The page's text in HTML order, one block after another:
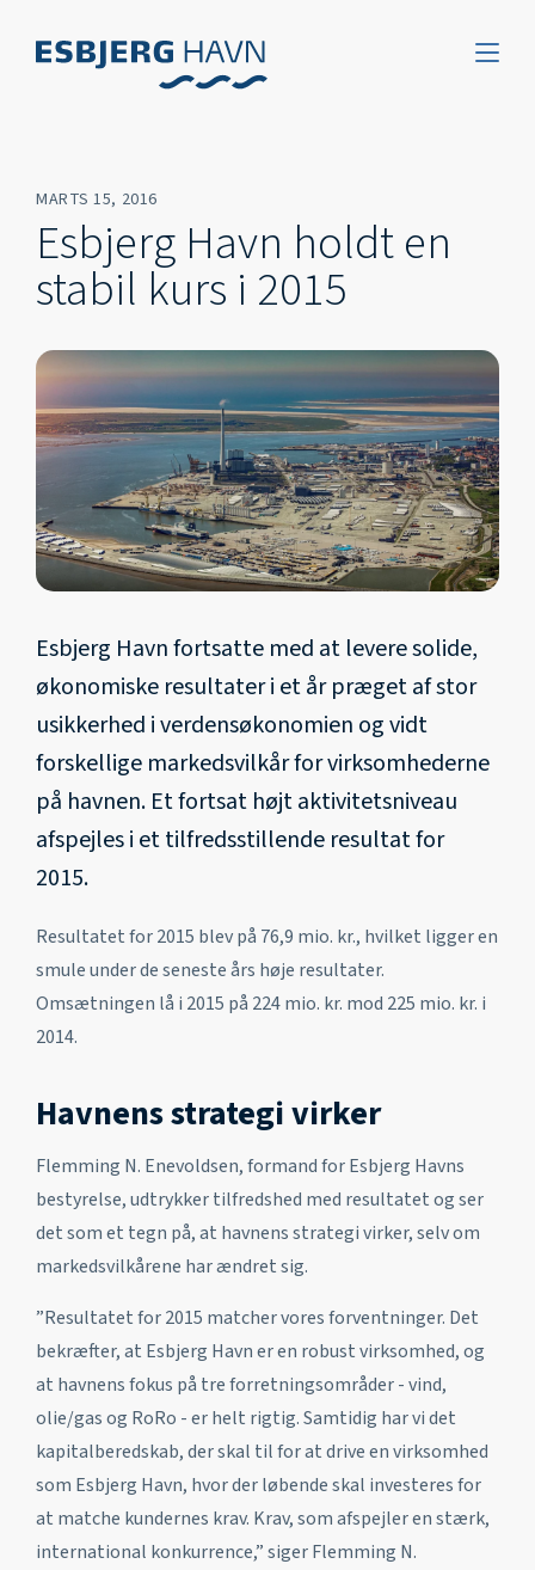
MARTS 15, 2016
Esbjerg Havn holdt en
stabil kurs i 2015
Esbjerg Havn fortsatte med at levere solide,
økonomiske resultater i et år præget af stor
usikkerhed i verdensøkonomien og vidt
forskellige markedsvilkår for virksomhederne
på havnen. Et fortsat højt aktivitetsniveau
afspejles i et tilfredsstillende resultat for
2015.
Resultatet for 2015 blev på 76,9 mio. kr., hvilket ligger en
smule under de seneste års høje resultater.
Omsætningen lå i 2015 på 224 mio. kr. mod 225 mio. kr. i
2014.
Havnens strategi virker
Flemming N. Enevoldsen, formand for Esbjerg Havns
bestyrelse, udtrykker tilfredshed med resultatet og ser
det som et tegn på, at havnens strategi virker, selv om
markedsvilkårene har ændret sig.
”Resultatet for 2015 matcher vores forventninger. Det
bekræfter, at Esbjerg Havn er en robust virksomhed, og
at havnens fokus på tre forretningsområder - vind,
olie/gas og RoRo - er helt rigtig. Samtidig har vi det
kapitalberedskab, der skal til for at drive en virksomhed
som Esbjerg Havn, hvor der løbende skal investeres for
at matche kundernes krav. Krav, som afspejler en stærk,
international konkurrence,” siger Flemming N.